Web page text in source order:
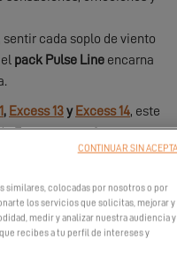
cada soplo de viento
pack Pulse Line encarna
, Excess 13y Excess 14, este
Excess para ofrecer una
más precisa y más
colocadas por nosotros o por
los servicios que solicitas, mejorar y
medir y analizar nuestra audiencia y
recibes a tu perfil de intereses y
CONTINUAR SIN